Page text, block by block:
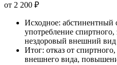
от 2 200 ₽
Исходное: абстинентный
употребление спиртного,
нездоровый внешний вид
Итог: отказ от
внешнего вида,